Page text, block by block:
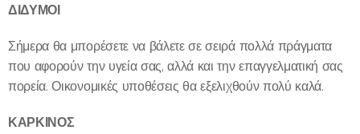
ΔΙΔΥΜΟΙ
Σήμερα θα μπορέσετε να βάλετε σε σειρά πολλά πράγματα
που αφορούν την υγεία σας, αλλά και την επαγγελματική σας
πορεία. Οικονομικές υποθέσεις θα εξελιχθούν πολύ καλά.
ΚΑΡΚΙΝΟΣ